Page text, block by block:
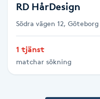
Katun fransar
Kemisk peeling
Keratinbehandling
RD HårDesign
Södra vägen 12, Göteborg
1 tjänst
matchar sökning